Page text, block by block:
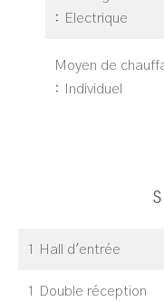
Electrique
Moyen de
Individuel
1 Hall d'entrée
1 Double réception